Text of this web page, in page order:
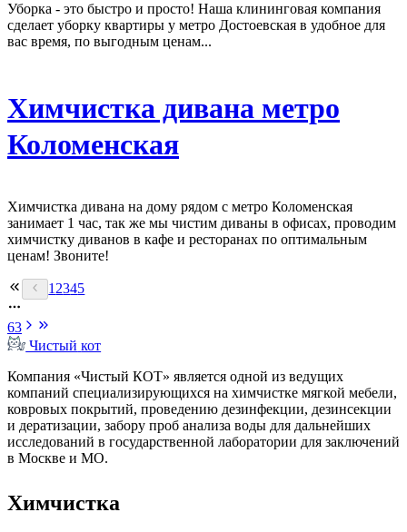
Уборка - это быстро и просто! Наша клининговая компания
сделает уборку квартиры у метро Достоевская в удобное для
вас время, по выгодным ценам...
Химчистка дивана метро
Коломенская
Химчистка дивана на дому рядом с метро Коломенская
занимает 1 час, так же мы чистим диваны в офисах, проводим
химчистку диванов в кафе и ресторанах по оптимальным
ценам! Звоните!
12345
63
Чистый кот
Компания «Чистый КОТ» является одной из ведущих
компаний специализирующихся на химчистке мягкой мебели,
ковровых покрытий, проведению дезинфекции, дезинсекции
и дератизации, забору проб анализа воды для дальнейших
исследований в государственной лаборатории для заключений
в Москве и МО.
Химчистка